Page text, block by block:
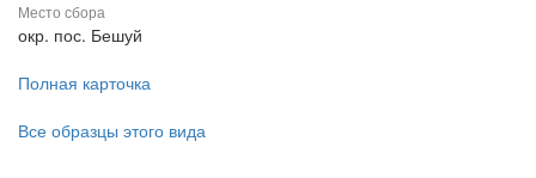
Место сбора
окр. пос. Бешуй
Полная карточка
Все образцы этого вида